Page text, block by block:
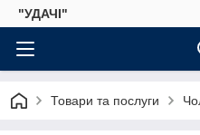
"УДАЧІ"
Товари та послуги